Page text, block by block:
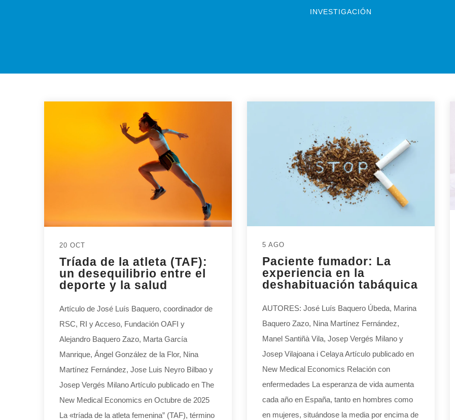
INVESTIGACIÓN
20 OCT
Tríada de la atleta (TAF):
un desequilibrio entre el
deporte y la salud
Artículo de José Luís Baquero, coordinador de
RSC, RI y Acceso, Fundación OAFI y
Alejandro Baquero Zazo, Marta García
Manrique, Ángel González de la Flor, Nina
Martínez Fernández, Jose Luis Neyro Bilbao y
Josep Vergés Milano Artículo publicado en The
New Medical Economics en Octubre de 2025
La «tríada de la atleta femenina” (TAF), término
5 AGO
Paciente fumador: La
experiencia en la
deshabituación tabáquica
AUTORES: José Luís Baquero Úbeda, Marina
Baquero Zazo, Nina Martínez Fernández,
Manel Santiñà Vila, Josep Vergés Milano y
Josep Vilajoana i Celaya Artículo publicado en
New Medical Economics Relación con
enfermedades La esperanza de vida aumenta
cada año en España, tanto en hombres como
en mujeres, situándose la media por encima de